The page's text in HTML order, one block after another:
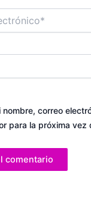
nombre, correo
para la próxima vez